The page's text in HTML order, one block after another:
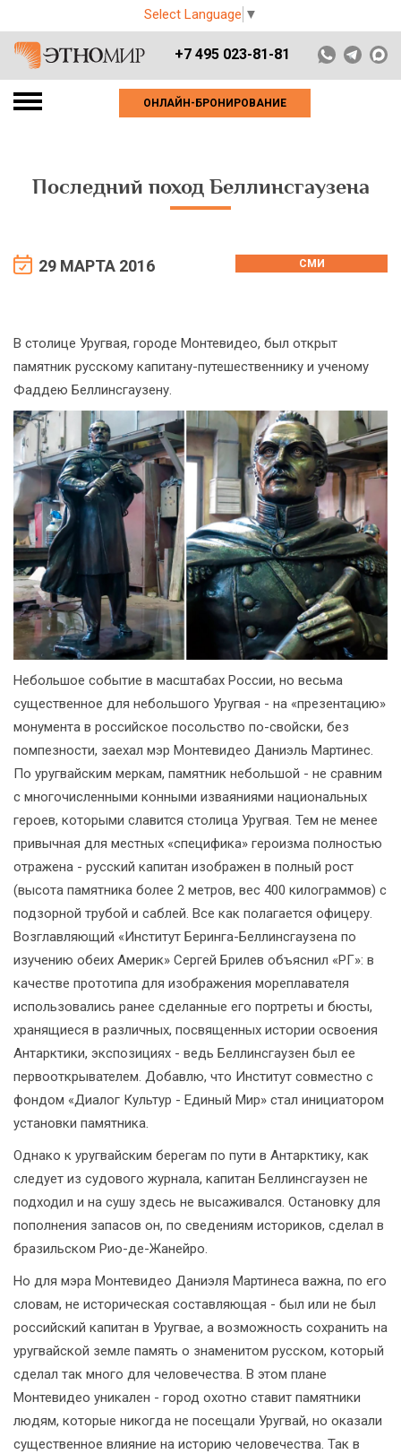
Select Language ▼
+7 495 023-81-81
ОНЛАЙН-БРОНИРОВАНИЕ
Последний поход Беллинсгаузена
29 МАРТА 2016 СМИ
В столице Уругвая, городе Монтевидео, был открыт
памятник русскому капитану-путешественнику и ученому
Фаддею Беллинсгаузену.
Небольшое событие в масштабах России, но весьма
существенное для небольшого Уругвая - на «презентацию»
монумента в российское посольство по-свойски, без
помпезности, заехал мэр Монтевидео Даниэль Мартинес.
По уругвайским меркам, памятник небольшой - не сравним
с многочисленными конными изваяниями национальных
героев, которыми славится столица Уругвая. Тем не менее
привычная для местных «специфика» героизма полностью
отражена - русский капитан изображен в полный рост
(высота памятника более 2 метров, вес 400 килограммов) с
подзорной трубой и саблей. Все как полагается офицеру.
Возглавляющий «Институт Беринга-Беллинсгаузена по
изучению обеих Америк» Сергей Брилев объяснил «РГ»: в
качестве прототипа для изображения мореплавателя
использовались ранее сделанные его портреты и бюсты,
хранящиеся в различных, посвященных истории освоения
Антарктики, экспозициях - ведь Беллинсгаузен был ее
первооткрывателем. Добавлю, что Институт совместно с
фондом «Диалог Культур - Единый Мир» стал инициатором
установки памятника.
Однако к уругвайским берегам по пути в Антарктику, как
следует из судового журнала, капитан Беллинсгаузен не
подходил и на сушу здесь не высаживался. Остановку для
пополнения запасов он, по сведениям историков, сделал в
бразильском Рио-де-Жанейро.
Но для мэра Монтевидео Даниэля Мартинеса важна, по его
словам, не историческая составляющая - был или не был
российский капитан в Уругвае, а возможность сохранить на
уругвайской земле память о знаменитом русском, который
сделал так много для человечества. В этом плане
Монтевидео уникален - город охотно ставит памятники
людям, которые никогда не посещали Уругвай, но оказали
существенное влияние на историю человечества. Так в